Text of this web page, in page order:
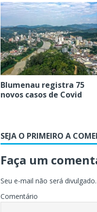
Blumenau registra 75
novos casos de Covid
SEJA O PRIMEIRO A
Faça um
Seu e-mail não será divulgado.
Comentário